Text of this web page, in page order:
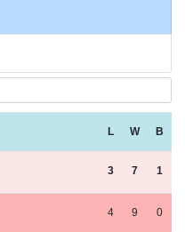
L W B
3 7 1
4 9 0